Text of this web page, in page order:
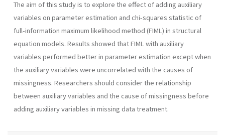
The aim of this study is to explore the effect of adding auxiliary
variables on parameter estimation and chi-squares statistic of
full-information maximum likelihood method (FIML) in structural
equation models. Results showed that FIML with auxiliary
variables performed better in parameter estimation except when
the auxiliary variables were uncorrelated with the causes of
missingness. Researchers should consider the relationship
between auxiliary variables and the cause of missingness before
adding auxiliary variables in missing data treatment.